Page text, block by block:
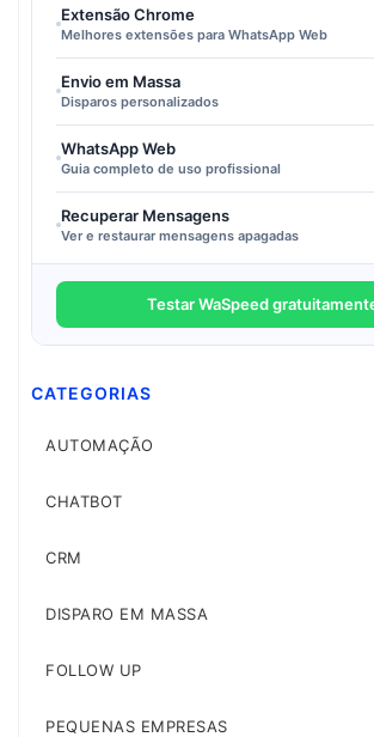
Extensão Chrome
Melhores extensões para WhatsApp Web
Envio em Massa
Disparos personalizados
WhatsApp Web
Guia completo de uso profissional
Recuperar Mensagens
Ver e restaurar mensagens apagadas
Testar WaSpeed
CATEGORIAS
AUTOMAÇÃO
CHATBOT
CRM
DISPARO EM MASSA
FOLLOW UP
PEQUENAS EMPRESAS